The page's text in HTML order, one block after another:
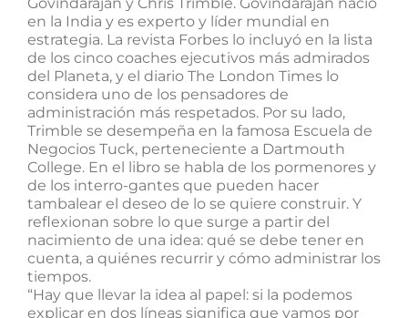
en la India y es experto y líder mundial en
estrategia. La revista Forbes lo incluyó en la lista
de los cinco coaches ejecutivos más admirados
del Planeta, y el diario The London Times lo
considera uno de los pensadores de
administración más respetados. Por su lado,
Trimble se desempeña en la famosa Escuela de
Negocios Tuck, perteneciente a Dartmouth
College. En el libro se habla de los pormenores y
de los interro-gantes que pueden hacer
tambalear el deseo de lo se quiere construir. Y
reflexionan sobre lo que surge a partir del
nacimiento de una idea: qué se debe tener en
cuenta, a quiénes recurrir y cómo administrar los
tiempos.
“Hay que llevar la idea al papel: si la podemos
explicar en dos líneas significa que vamos por